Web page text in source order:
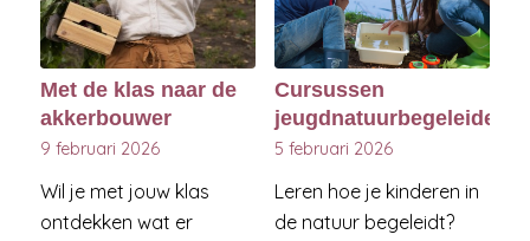
Met de klas naar de
akkerbouwer
9 februari 2026
Wil je met jouw klas
ontdekken wat er
Cursussen
jeugdnatuurbegeleiders
5 februari 2026
Leren hoe je kinderen in
de natuur begeleidt?